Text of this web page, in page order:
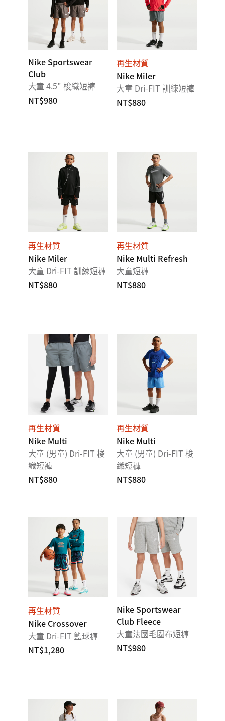
Nike Sportswear
Club
大童 4.5" 梭織短褲
NT$980
再生材質
Nike Miler
大童 Dri-FIT 訓練短褲
NT$880
再生材質
Nike Miler
大童 Dri-FIT 訓練短褲
NT$880
再生材質
Nike Multi Refresh
大童短褲
NT$880
再生材質
Nike Multi
大童 (男童) Dri-FIT 梭
織短褲
NT$880
再生材質
Nike Multi
大童 (男童) Dri-FIT 梭
織短褲
NT$880
再生材質
Nike Crossover
大童 Dri-FIT 籃球褲
NT$1,280
Nike Sportswear
Club Fleece
大童法國毛圈布短褲
NT$980